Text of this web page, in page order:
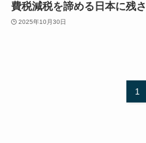
費税減税を諦める日本に残
2025年10月30日
1